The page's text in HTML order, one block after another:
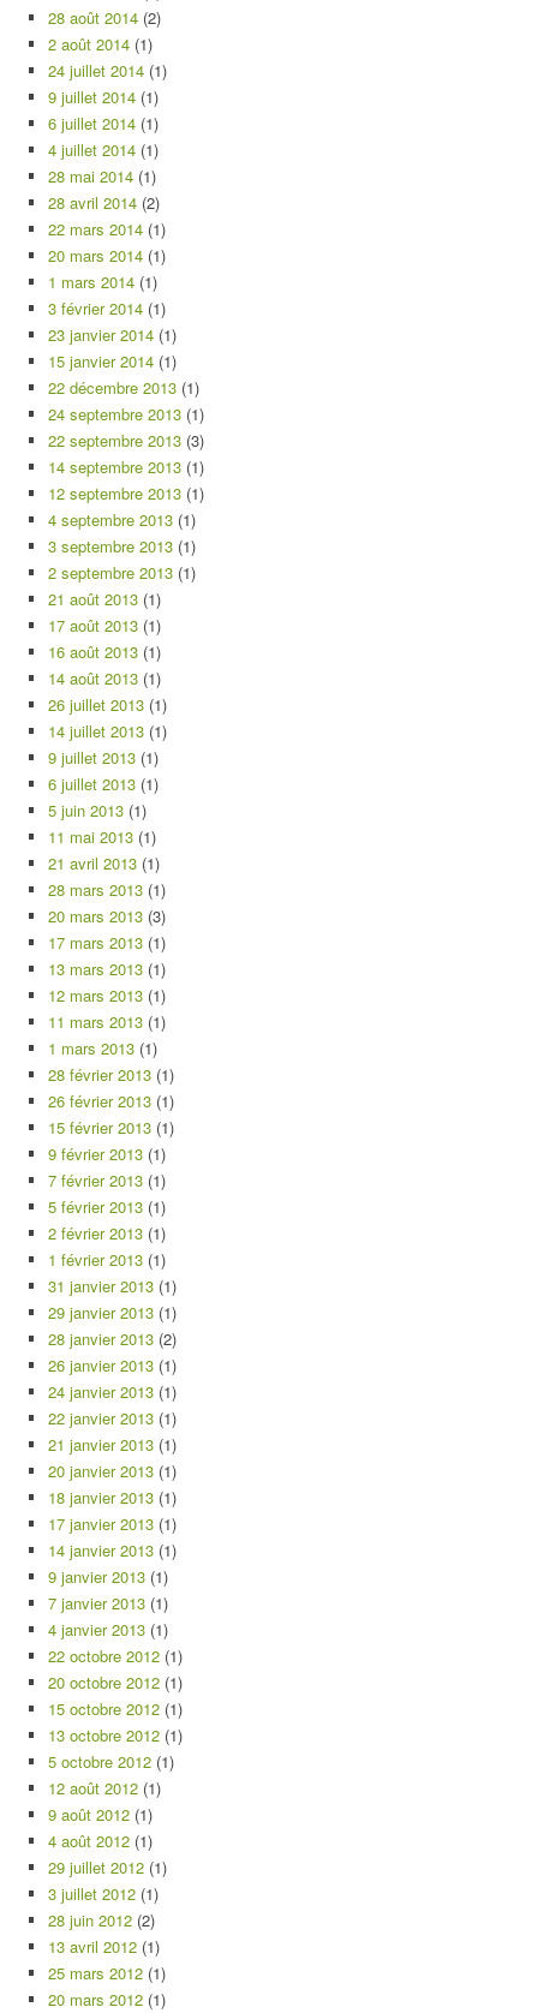
28 août 2014 (2)
2 août 2014 (1)
24 juillet 2014 (1)
9 juillet 2014 (1)
6 juillet 2014 (1)
4 juillet 2014 (1)
28 mai 2014 (1)
28 avril 2014 (2)
22 mars 2014 (1)
20 mars 2014 (1)
1 mars 2014 (1)
3 février 2014 (1)
23 janvier 2014 (1)
15 janvier 2014 (1)
22 décembre 2013 (1)
24 septembre 2013 (1)
22 septembre 2013 (3)
14 septembre 2013 (1)
12 septembre 2013 (1)
4 septembre 2013 (1)
3 septembre 2013 (1)
2 septembre 2013 (1)
21 août 2013 (1)
17 août 2013 (1)
16 août 2013 (1)
14 août 2013 (1)
26 juillet 2013 (1)
14 juillet 2013 (1)
9 juillet 2013 (1)
6 juillet 2013 (1)
5 juin 2013 (1)
11 mai 2013 (1)
21 avril 2013 (1)
28 mars 2013 (1)
20 mars 2013 (3)
17 mars 2013 (1)
13 mars 2013 (1)
12 mars 2013 (1)
11 mars 2013 (1)
1 mars 2013 (1)
28 février 2013 (1)
26 février 2013 (1)
15 février 2013 (1)
9 février 2013 (1)
7 février 2013 (1)
5 février 2013 (1)
2 février 2013 (1)
1 février 2013 (1)
31 janvier 2013 (1)
29 janvier 2013 (1)
28 janvier 2013 (2)
26 janvier 2013 (1)
24 janvier 2013 (1)
22 janvier 2013 (1)
21 janvier 2013 (1)
20 janvier 2013 (1)
18 janvier 2013 (1)
17 janvier 2013 (1)
14 janvier 2013 (1)
9 janvier 2013 (1)
7 janvier 2013 (1)
4 janvier 2013 (1)
22 octobre 2012 (1)
20 octobre 2012 (1)
15 octobre 2012 (1)
13 octobre 2012 (1)
5 octobre 2012 (1)
12 août 2012 (1)
9 août 2012 (1)
4 août 2012 (1)
29 juillet 2012 (1)
3 juillet 2012 (1)
28 juin 2012 (2)
13 avril 2012 (1)
25 mars 2012 (1)
20 mars 2012 (1)